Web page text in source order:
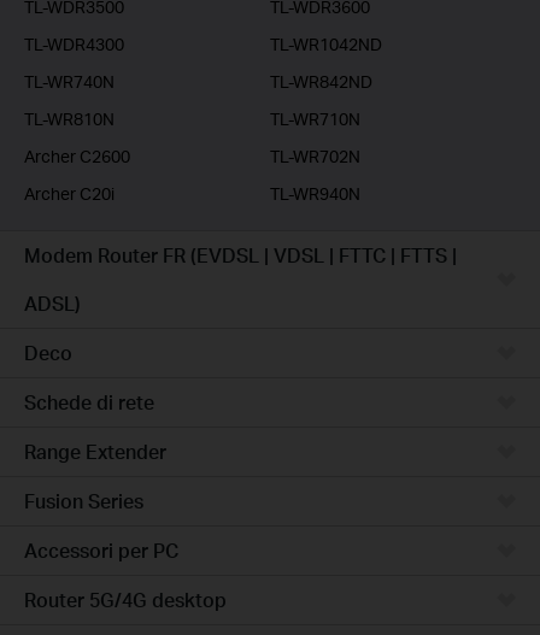
TL-WDR3500
TL-WDR3600
TL-WDR4300
TL-WR1042ND
TL-WR740N
TL-WR842ND
TL-WR810N
TL-WR710N
Archer C2600
TL-WR702N
Archer C20i
TL-WR940N
Modem Router FR (EVDSL | VDSL | FTTC | FTTS |
ADSL)
Deco
Schede di rete
Range Extender
Fusion Series
Accessori per PC
Router 5G/4G desktop